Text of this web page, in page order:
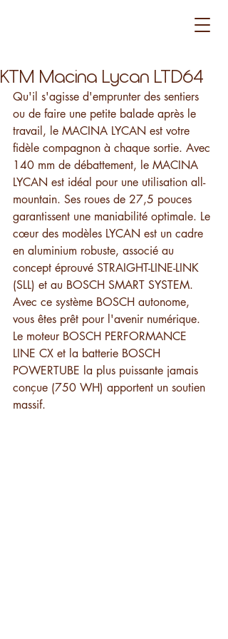
KTM Macina Lycan LTD64
Qu'il s'agisse d'emprunter des sentiers
ou de faire une petite balade après le
travail, le MACINA LYCAN est votre
fidèle compagnon à chaque sortie. Avec
140 mm de débattement, le MACINA
LYCAN est idéal pour une utilisation all-
mountain. Ses roues de 27,5 pouces
garantissent une maniabilité optimale. Le
cœur des modèles LYCAN est un cadre
en aluminium robuste, associé au
concept éprouvé STRAIGHT-LINE-LINK
(SLL) et au BOSCH SMART SYSTEM.
Avec ce système BOSCH autonome,
vous êtes prêt pour l'avenir numérique.
Le moteur BOSCH PERFORMANCE
LINE CX et la batterie BOSCH
POWERTUBE la plus puissante jamais
conçue (750 WH) apportent un soutien
massif.